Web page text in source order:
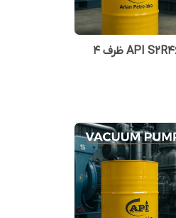
روغن پمپ وکیوم API S2R46 ظرف 4